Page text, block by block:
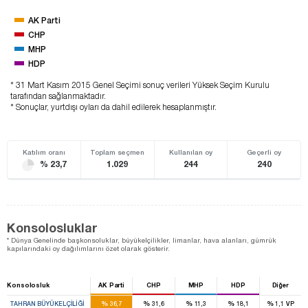
AK Parti
CHP
MHP
HDP
* 31 Mart Kasım 2015 Genel Seçimi sonuç verileri Yüksek Seçim Kurulu
tarafından sağlanmaktadır.
* Sonuçlar, yurtdışı oyları da dahil edilerek hesaplanmıştır.
Katılım oranı
% 23,7
Toplam seçmen
1.029
Kullanılan oy
244
Geçerli oy
240
Konsolosluklar
* Dünya Genelinde başkonsoluklar, büyükelçilikler, limanlar, hava alanları, gümrük
kapılarındaki oy dağılımlarını özet olarak gösterir.
Konsolosluk AK Parti CHP MHP HDP Diğer
TAHRAN BÜYÜKELÇILIĞI %36,7 % 31,6 %11,3 % 18,1 %1,1VP